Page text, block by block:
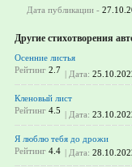
Дата публикации -
Другие стихотворения
Осенние листья
Рейтинг 2.7 | Дата:
Кленовый лист
Рейтинг 4.5 | Дата:
Я люблю тебя до дрожи
Рейтинг 4.4 | Дата: